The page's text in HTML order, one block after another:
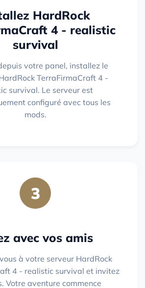
HardRock
4 - realistic
survival
votre panel, installez le
TerraFirmaCraft 4 -
survival. Le serveur est
configuré avec tous les
mods.
3
avec vos amis
à votre serveur HardRock
4 - realistic survival et invitez
Votre aventure commence